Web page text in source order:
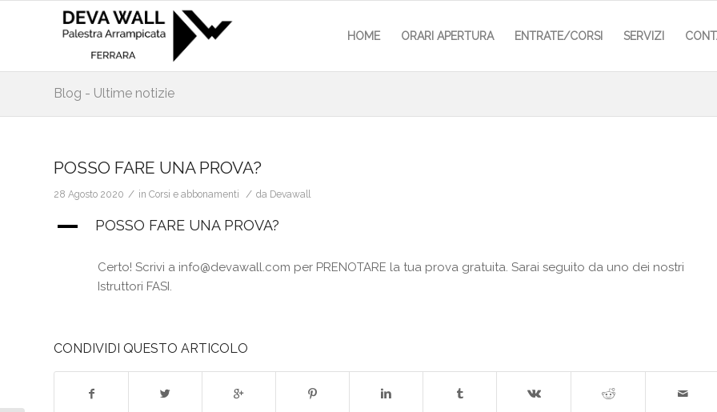
HOME ORARI APERTURA ENTRATE/CORSI SERVIZI
Blog - Ultime notizie
POSSO FARE UNA PROVA?
28 Agosto 2020 / in Corsi e abbonamenti / da Devawall
A POSSO FARE UNA PROVA?
Certo! Scrivi a info@devawall.com per PRENOTARE la tua prova gratuita. Sarai seguito da uno dei nostri
Istruttori FASI.
CONDIVIDI QUESTO ARTICOLO